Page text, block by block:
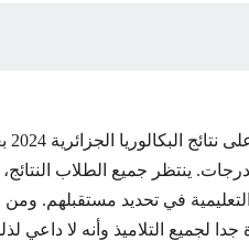
ينتظر جميع الطلاب
في تحديد مستقبلهم. ومن
جدا لجميع التلاميذ وأنه لا داعي